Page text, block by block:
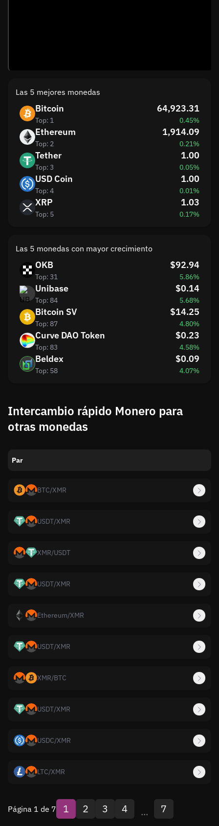
Las 5 mejores monedas
Bitcoin
Top: 1
64,923.31
0.45%
Ethereum
Top: 2
1,914.09
0.21%
Tether
Top: 3
1.00
0.05%
USD Coin
Top: 4
1.00
0.01%
XRP
Top: 5
1.03
0.17%
Las 5 monedas con mayor crecimiento
OKB
Top: 31
$92.94
5.86%
Unibase
Top: 84
$0.14
5.68%
Bitcoin SV
Top: 87
$14.25
4.80%
Curve DAO Token
Top: 83
$0.23
4.58%
Beldex
Top: 58
$0.09
4.07%
Intercambio rápido Monero para
otras monedas
Par
BTC/XMR
USDT/XMR
XMR/USDT
USDT/XMR
Ethereum/XMR
USDT/XMR
XMR/BTC
USDT/XMR
USDC/XMR
LTC/XMR
Página 1 de 7 1 2 3 4 ... 7